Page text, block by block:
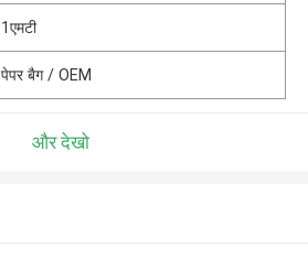
1एमटी
पेपर बैग / OEM
और देखो